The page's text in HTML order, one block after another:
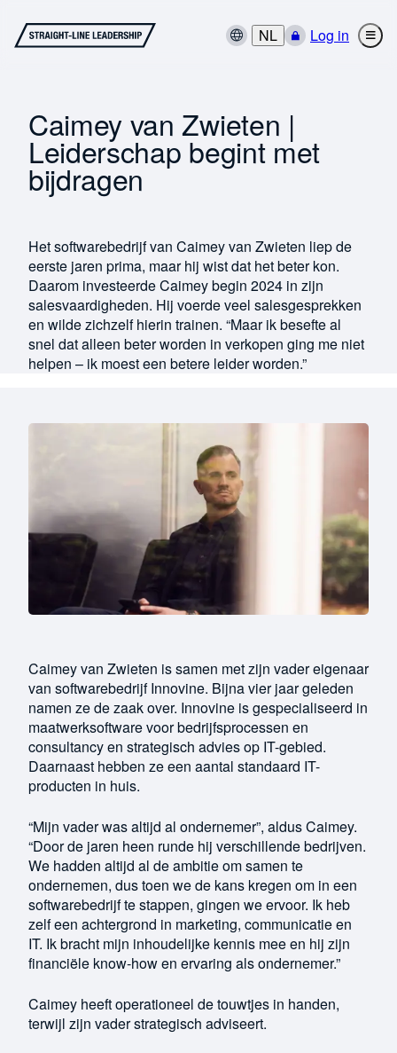
NL Log in
Caimey van Zwieten |
Leiderschap begint met
bijdragen
Het softwarebedrijf van Caimey van Zwieten liep de
eerste jaren prima, maar hij wist dat het beter kon.
Daarom investeerde Caimey begin 2024 in zijn
salesvaardigheden. Hij voerde veel salesgesprekken
en wilde zichzelf hierin trainen. “Maar ik besefte al
snel dat alleen beter worden in verkopen ging me niet
helpen – ik moest een betere leider worden.”
Caimey van Zwieten is samen met zijn vader eigenaar
van softwarebedrijf Innovine. Bijna vier jaar geleden
namen ze de zaak over. Innovine is gespecialiseerd in
maatwerksoftware voor bedrijfsprocessen en
consultancy en strategisch advies op IT-gebied.
Daarnaast hebben ze een aantal standaard IT-
producten in huis.
“Mijn vader was altijd al ondernemer”, aldus Caimey.
“Door de jaren heen runde hij verschillende bedrijven.
We hadden altijd al de ambitie om samen te
ondernemen, dus toen we de kans kregen om in een
softwarebedrijf te stappen, gingen we ervoor. Ik heb
zelf een achtergrond in marketing, communicatie en
IT. Ik bracht mijn inhoudelijke kennis mee en hij zijn
financiële know-how en ervaring als ondernemer.”
Caimey heeft operationeel de touwtjes in handen,
terwijl zijn vader strategisch adviseert.